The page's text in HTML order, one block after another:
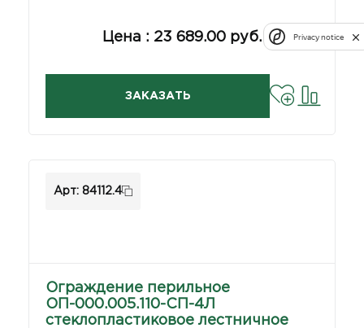
Цена : 23 689.00 руб.
ЗАКАЗАТЬ
Арт: 84112.4
Ограждение перильное
ОП-000.005.110-СП-4Л
стеклопластиковое лестничное
Privacy notice